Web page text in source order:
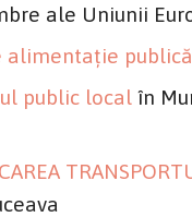
ale Uniunii
alimentaţie publică
public local în